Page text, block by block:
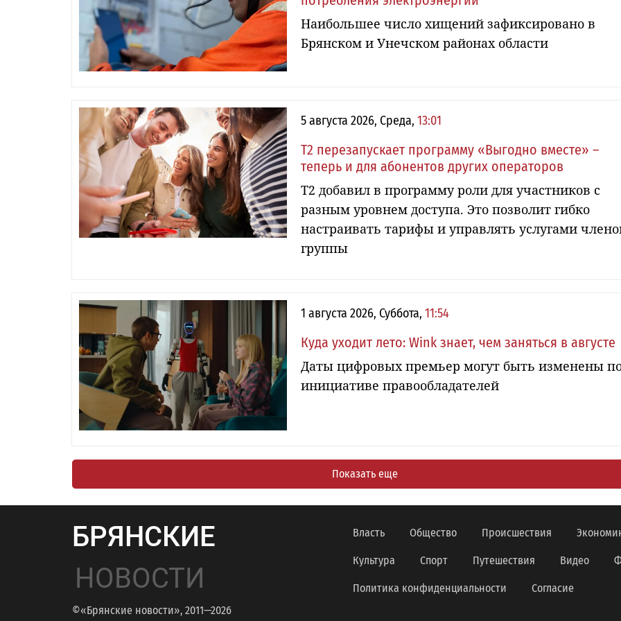
Наибольшее число хищений зафиксировано в
Брянском и Унечском районах области
5 августа 2026, Среда, 13:01
Т2 перезапускает программу «Выгодно вместе» –
теперь и для абонентов других операторов
Т2 добавил в программу роли для участников с
разным уровнем доступа. Это позволит гибко
настраивать тарифы и управлять услугами
группы
1 августа 2026, Суббота, 11:54
Куда уходит лето: Wink знает, чем заняться в августе
Даты цифровых премьер могут быть изменены
инициативе правообладателей
Показать еще
БРЯНСКИЕ
НОВОСТИ
©«Брянские новости», 2011—2026
Власть Общество Происшествия
Культура Спорт Путешествия Видео
Политика конфиденциальности Согласие